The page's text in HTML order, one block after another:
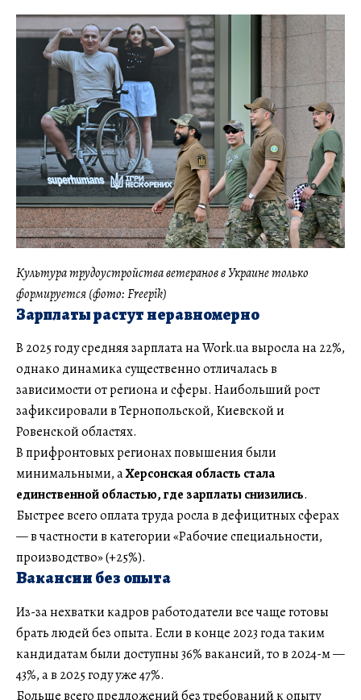
Культура трудоустройства ветеранов в Украине только
формируется (фото: Freepik)
Зарплаты растут неравномерно
В 2025 году средняя зарплата на Work.ua выросла на 22%,
однако динамика существенно отличалась в
зависимости от региона и сферы. Наибольший рост
зафиксировали в Тернопольской, Киевской и
Ровенской областях.
В прифронтовых регионах повышения были
минимальными, аХерсонская область стала
единственной областью, где зарплаты снизились.
Быстрее всего оплата труда росла в дефицитных сферах
— в частности в категории «Рабочие специальности,
производство» (+25%).
Вакансии без опыта
Из-за нехватки кадров работодатели все чаще готовы
брать людей без опыта. Если в конце 2023 года таким
кандидатам были доступны 36% вакансий, то в 2024-м —
43%, а в 2025 году уже 47%.
Больше всего предложений без требований к опыту